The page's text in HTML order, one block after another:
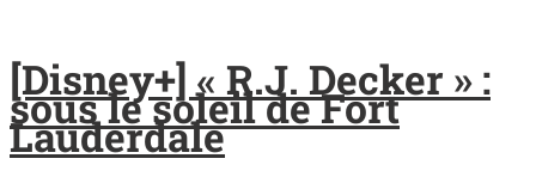
[Disney+] « R.J. Decker » :
sous le soleil de Fort
Lauderdale